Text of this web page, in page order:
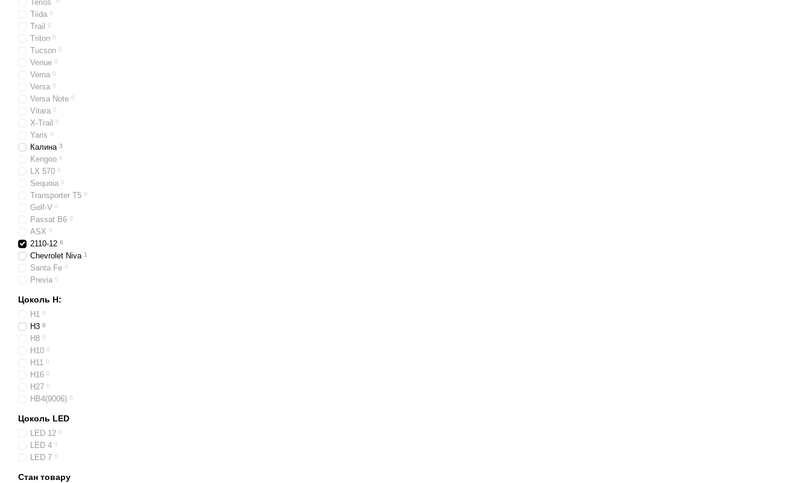
Terios
Tiida 0
Trail 0
Triton 0
Tucson 0
Venue 0
Verna 0
Versa 0
Versa Note 0
Vitara 0
X-Trail 0
Yaris 0
Калина 3
Kengoo 0
LX 570 0
Sequoia 0
Transporter T5 0
Golf-V 0
Passat B6 0
ASX 0
2110-12 6
Chevrolet Niva 1
Santa Fe 0
Previa 0
Цоколь H:
H1 0
H3 6
H8 0
H10 0
H11 0
H16 0
H27 0
HB4(9006) 0
Цоколь LED
LED 12 0
LED 4 0
LED 7 0
Стан товару